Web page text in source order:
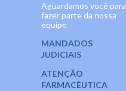
Aguardamos você para
fazer parte da nossa
equipe
MANDADOS
JUDICIAIS
ATENÇÃO
FARMACÊUTICA